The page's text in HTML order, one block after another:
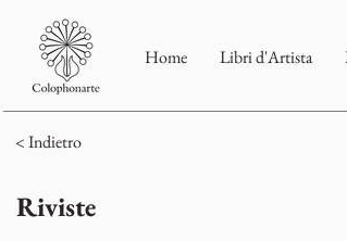
Home Libri d'Artista
< Indietro
Riviste